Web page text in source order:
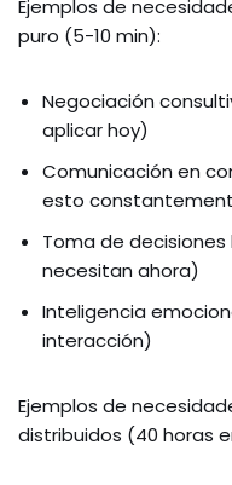
Ejemplos de
puro (5-10 min):
Negociación
aplicar hoy)
Comunicación en
esto
Toma de
necesitan ahora)
Inteligencia
interacción)
Ejemplos de
distribuidos (40 horas